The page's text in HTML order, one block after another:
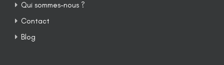
Qui sommes-nous ?
Contact
Blog